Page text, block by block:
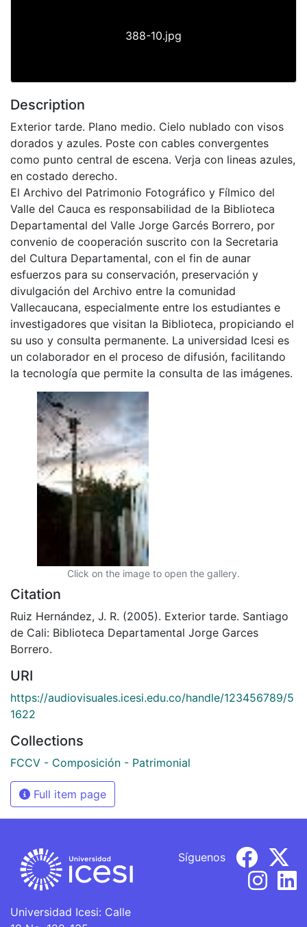
388-10.jpg
Description
Exterior tarde. Plano medio. Cielo nublado con visos
dorados y azules. Poste con cables convergentes
como punto central de escena. Verja con lineas azules,
en costado derecho.
El Archivo del Patrimonio Fotográfico y Fílmico del
Valle del Cauca es responsabilidad de la Biblioteca
Departamental del Valle Jorge Garcés Borrero, por
convenio de cooperación suscrito con la Secretaria
del Cultura Departamental, con el fin de aunar
esfuerzos para su conservación, preservación y
divulgación del Archivo entre la comunidad
Vallecaucana, especialmente entre los estudiantes e
investigadores que visitan la Biblioteca, propiciando el
su uso y consulta permanente. La universidad Icesi es
un colaborador en el proceso de difusión, facilitando
la tecnología que permite la consulta de las imágenes.
Click on the image to open the gallery.
Citation
Ruiz Hernández, J. R. (2005). Exterior tarde. Santiago
de Cali: Biblioteca Departamental Jorge Garces
Borrero.
URI
https://audiovisuales.icesi.edu.co/handle/123456789/5
1622
Collections
FCCV - Composición - Patrimonial
Full item page
Universidad Icesi: Calle
Síguenos